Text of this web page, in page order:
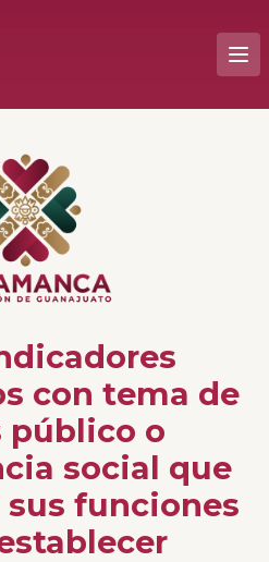
con tema de
público o
social que
funciones